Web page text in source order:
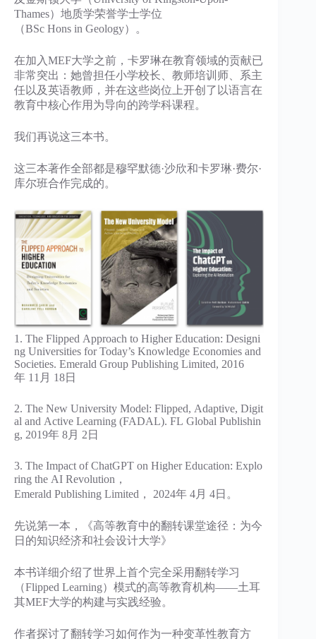
Thames）地质学荣誉学士学位
（BSc Hons in Geology）。
在加入MEF大学之前，卡罗琳在教育领域的贡献已
非常突出：她曾担任小学校长、教师培训师、系主
任以及英语教师，并在这些岗位上开创了以语言在
教育中核心作用为导向的跨学科课程。
我们再说这三本书。
这三本著作全部都是穆罕默德·沙欣和卡罗琳·费尔·
库尔班合作完成的。
1. The Flipped Approach to Higher Education: Designi
ng Universities for Today’s Knowledge Economies and
Societies. Emerald Group Publishing Limited, 2016
年 11月 18日
2. The New University Model: Flipped, Adaptive, Digit
al and Active Learning (FADAL). FL Global Publishin
g, 2019年 8月 2日
3. The Impact of ChatGPT on Higher Education: Explo
ring the AI Revolution，
Emerald Publishing Limited， 2024年 4月 4日。
先说第一本，《高等教育中的翻转课堂途径：为今
日的知识经济和社会设计大学》
本书详细介绍了世界上首个完全采用翻转学习
（Flipped Learning）模式的高等教育机构——土耳
其MEF大学的构建与实践经验。
作者探讨了翻转学习如何作为一种变革性教育方